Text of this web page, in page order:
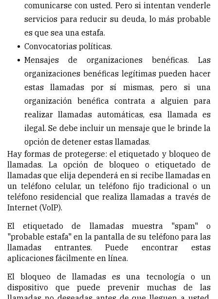
comunicarse con usted. Pero si intentan venderle
servicios para reducir su deuda, lo más probable
es que sea una estafa.
Convocatorias políticas.
Mensajes de organizaciones benéficas. Las
organizaciones benéficas legítimas pueden hacer
estas llamadas por sí mismas, pero si una
organización benéfica contrata a alguien para
realizar llamadas automáticas, esa llamada es
ilegal. Se debe incluir un mensaje que le brinde la
opción de detener estas llamadas.
Hay formas de protegerse: el etiquetado y bloqueo de
llamadas. La opción de bloqueo o etiquetado de
llamadas que elija dependerá en si recibe llamadas en
un teléfono celular, un teléfono fijo tradicional o un
teléfono residencial que realiza llamadas a través de
Internet (VoIP).
El etiquetado de llamadas muestra "spam" o
"probable estafa" en la pantalla de su teléfono para las
llamadas entrantes. Puede encontrar estas
aplicaciones fácilmente en línea.
El bloqueo de llamadas es una tecnología o un
dispositivo que puede prevenir muchas de las